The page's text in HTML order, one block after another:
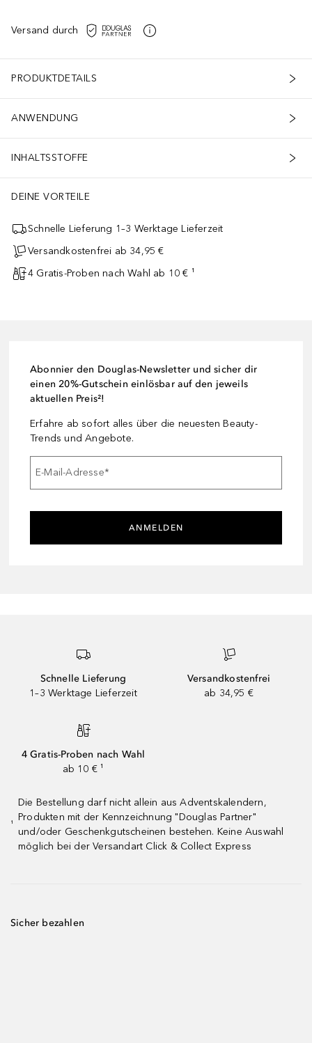
Versand durch
PRODUKTDETAILS
ANWENDUNG
INHALTSSTOFFE
DEINE VORTEILE
Schnelle Lieferung 1–3 Werktage Lieferzeit
Versandkostenfrei ab 34,95 €
4 Gratis-Proben nach Wahl ab 10 € ¹
Abonnier den Douglas-Newsletter und sicher dir
einen 20%-Gutschein einlösbar auf den jeweils
aktuellen Preis²!
Erfahre ab sofort alles über die neuesten Beauty-
Trends und Angebote.
E-Mail-Adresse*
ANMELDEN
Schnelle Lieferung
1–3 Werktage Lieferzeit
Versandkostenfrei
ab 34,95 €
4 Gratis-Proben nach Wahl
ab 10 € ¹
¹
Die Bestellung darf nicht allein aus Adventskalendern,
Produkten mit der Kennzeichnung "Douglas Partner"
und/oder Geschenkgutscheinen bestehen. Keine Auswahl
möglich bei der Versandart Click & Collect Express
Sicher bezahlen